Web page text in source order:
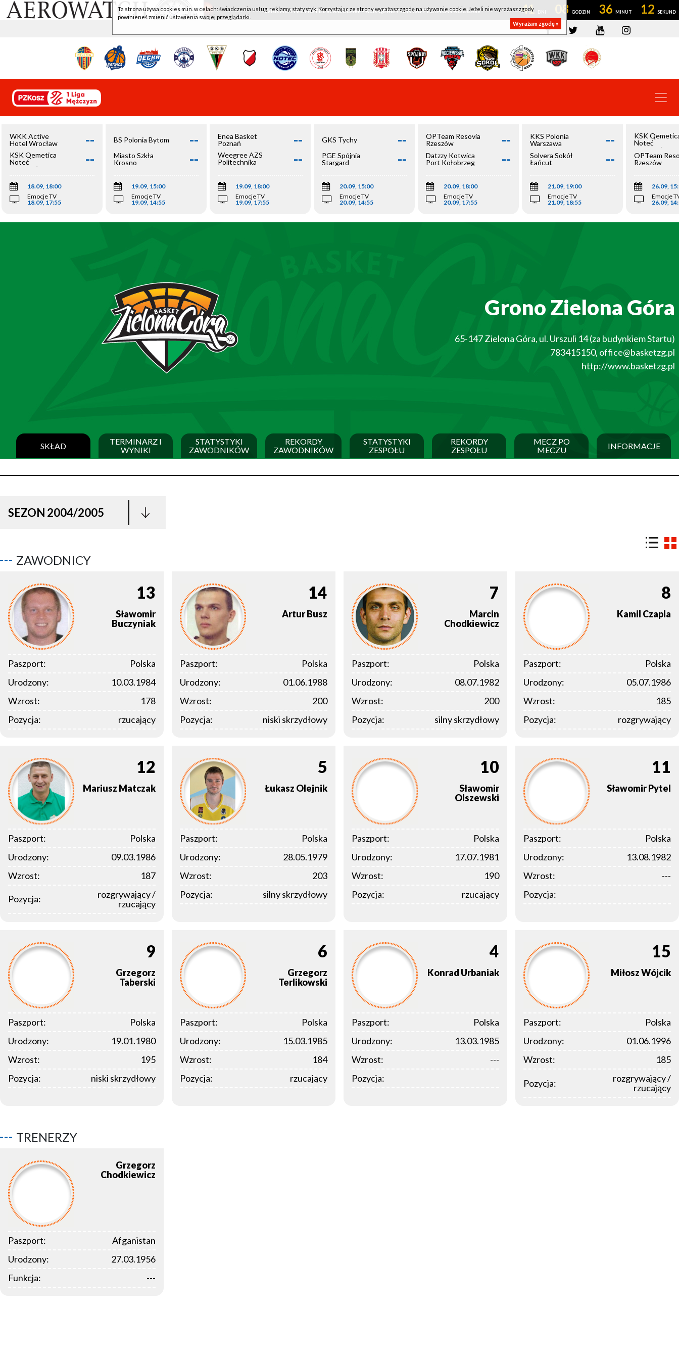
WKK ACTIVE HOTEL WROCŁAW - KSK QEMETICA NOTEĆ INOWROCŁAW 41 08 36 11
WKK Active
Hotel Wrocław
--
KSK Qemetica
Noteć
Inowrocław
--
18.09, 18:00
Emocje TV
18.09, 17:55
BS Polonia Bytom --
Miasto Szkła
Krosno
--
19.09, 15:00
Emocje TV
19.09, 14:55
Enea Basket
Poznań
--
Weegree AZS
Politechnika
--
19.09, 18:00
Emocje TV
19.09, 17:55
GKS Tychy --
PGE Spójnia
Stargard
--
20.09, 15:00
Emocje TV
20.09, 14:55
OPTeam Resovia
Rzeszów
--
Datzzy Kotwica
Port Kołobrzeg
--
20.09, 18:00
Emocje TV
20.09, 17:55
KKS Polonia
Warszawa
--
Solvera Sokół
Łańcut
--
21.09, 19:00
Emocje TV
21.09, 18:55
KSK
Noteć
Inowrocław
OPTeam
Rzeszów
26.09,
Emocje
26.09,
Grono Zielona Góra
65-147Zielona Góra, ul. Urszuli 14 (za budynkiem Startu)
783415150, office@basketzg.pl
http://www.basketzg.pl
SKŁAD
TERMINARZ I
WYNIKI
STATYSTYKI
ZAWODNIKÓW
REKORDY
ZAWODNIKÓW
STATYSTYKI
ZESPOŁU
REKORDY
ZESPOŁU
MECZ PO
MECZU
INFORMACJE
SEZON 2004/2005
ZAWODNICY
13
Sławomir
Buczyniak
Paszport:
Polska
Urodzony:
10.03.1984
Wzrost:
178
Pozycja:
rzucający
14
ArturBusz
Paszport:
Polska
Urodzony:
01.06.1988
Wzrost:
200
Pozycja:
niski skrzydłowy
7
Marcin
Chodkiewicz
Paszport:
Polska
Urodzony:
08.07.1982
Wzrost:
200
Pozycja:
silny skrzydłowy
8
Kamil Czapla
Paszport:
Polska
Urodzony:
05.07.1986
Wzrost:
185
Pozycja:
rozgrywający
12
Mariusz Matczak
Paszport:
Polska
Urodzony:
09.03.1986
Wzrost:
187
Pozycja:
rozgrywający /
rzucający
5
Łukasz Olejnik
Paszport:
Polska
Urodzony:
28.05.1979
Wzrost:
203
Pozycja:
silny skrzydłowy
10
Sławomir
Olszewski
Paszport:
Polska
Urodzony:
17.07.1981
Wzrost:
190
Pozycja:
rzucający
11
SławomirPytel
Paszport:
Polska
Urodzony:
13.08.1982
Wzrost:
---
Pozycja:
9
Grzegorz
Taberski
Paszport:
Polska
Urodzony:
19.01.1980
Wzrost:
195
Pozycja:
niski skrzydłowy
6
Grzegorz
Terlikowski
Paszport:
Polska
Urodzony:
15.03.1985
Wzrost:
184
Pozycja:
rzucający
4
Konrad Urbaniak
Paszport:
Polska
Urodzony:
13.03.1985
Wzrost:
---
Pozycja:
15
MiłoszWójcik
Paszport:
Polska
Urodzony:
01.06.1996
Wzrost:
185
Pozycja:
rozgrywający /
rzucający
TRENERZY
Grzegorz
Chodkiewicz
Paszport:
Afganistan
Urodzony:
27.03.1956
Funkcja:
---
Ta strona używa cookies m.in. w celach: świadczenia usług, reklamy, statystyk. Korzystając ze strony wyrażasz zgodę na używanie cookie. Jeżeli nie wyrażasz zgody
powinieneś zmienić ustawienia swojej przeglądarki.
Wyrażam zgodę »